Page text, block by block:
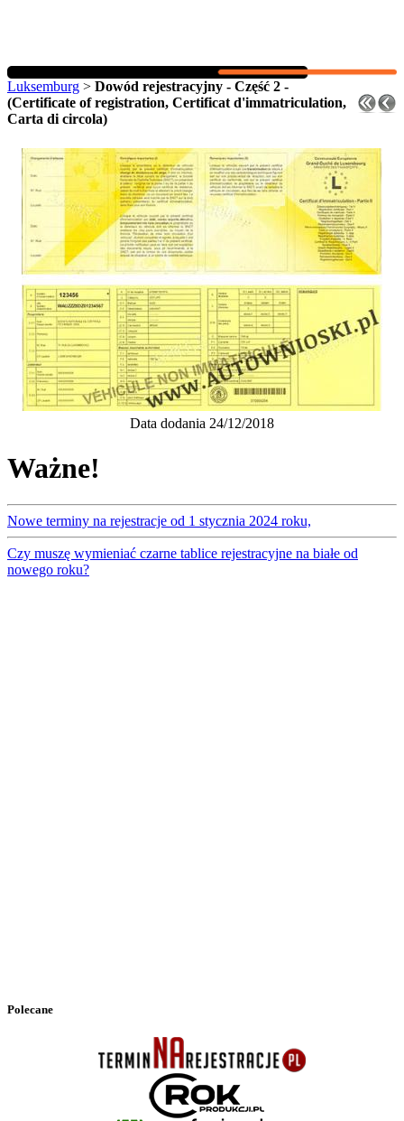
Luksemburg > Dowód rejestracyjny - Część 2 -
(Certificate of registration, Certificat d'immatriculation,
Carta di circola)
Data dodania 24/12/2018
Ważne!
Nowe terminy na rejestracje od 1 stycznia 2024 roku,
Czy muszę wymieniać czarne tablice rejestracyjne na białe od
nowego roku?
Polecane